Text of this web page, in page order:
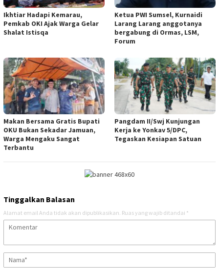
Ikhtiar Hadapi Kemarau,
Pemkab OKI Ajak Warga Gelar
Shalat Istisqa
Ketua PWI Sumsel, Kurnaidi
Larang Larang anggotanya
bergabung di Ormas, LSM,
Forum
Makan Bersama Gratis Bupati
OKU Bukan Sekadar Jamuan,
Warga Mengaku Sangat
Terbantu
Pangdam II/Swj Kunjungan
Kerja ke Yonkav 5/DPC,
Tegaskan Kesiapan Satuan
Tinggalkan Balasan
Alamat email Anda tidak akan dipublikasikan. Ruas yang wajib ditandai *